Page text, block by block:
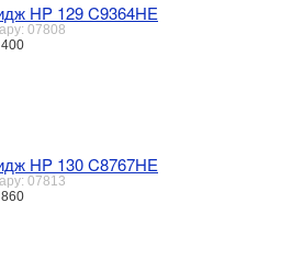
HP 129 C9364HE
07808
400
HP 130 C8767HE
07813
860